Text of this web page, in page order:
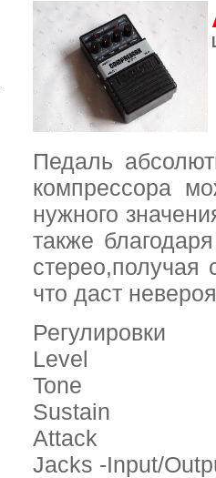
Педаль
компрессора
нужного
также
стерео,получая
что даст
Регулировки
Level
Tone
Sustain
Attack
Jacks -Input/